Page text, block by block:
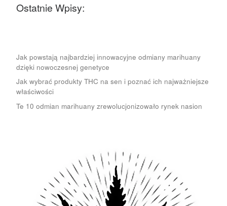
Ostatnie Wpisy:
Jak powstają najbardziej innowacyjne odmiany marihuany
dzięki nowoczesnej genetyce
Jak wybrać produkty THC na sen i poznać ich najważniejsze
właściwości
Te 10 odmian marihuany zrewolucjonizowało rynek nasion